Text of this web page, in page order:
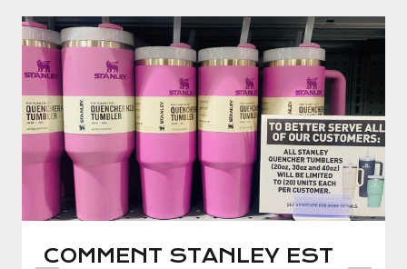
COMMENT STANLEY EST